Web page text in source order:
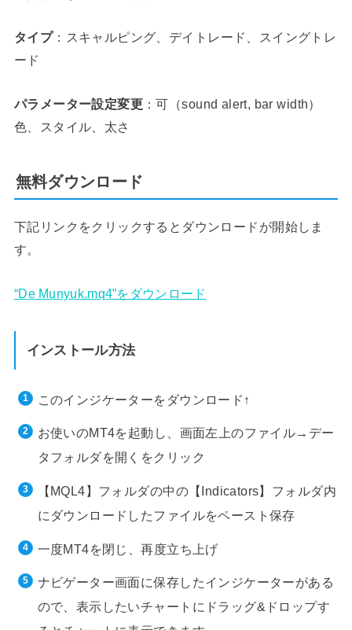
タイプ：スキャルピング、デイトレード、スイングトレ
ード
パラメーター設定変更 ：可（sound alert, bar width）
色、スタイル、太さ
無料ダウンロード
下記リンクをクリックするとダウンロードが開始しま
す。
“De Munyuk.mq4”をダウンロード
インストール方法
このインジケーターをダウンロード↑
お使いのMT4を起動し、画面左上のファイル→デー
タフォルダを開くをクリック
【MQL4】フォルダの中の【Indicators】フォルダ内
にダウンロードしたファイルをペースト保存
一度MT4を閉じ、再度立ち上げ
ナビゲーター画面に保存したインジケーターがある
ので、表示したいチャートにドラッグ&ドロップす